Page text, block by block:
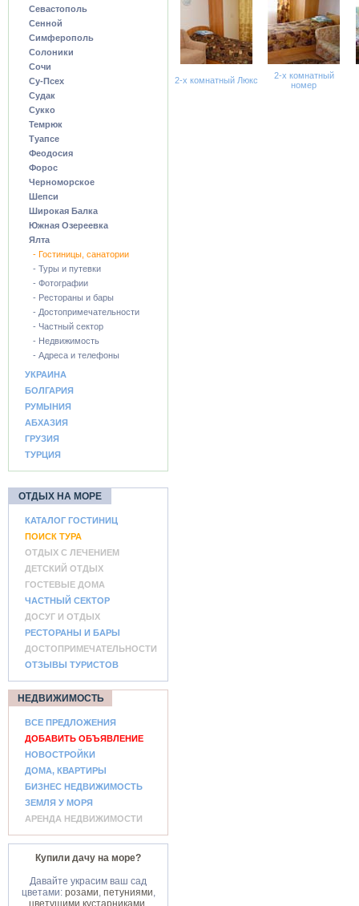
Севастополь
Сенной
Симферополь
Солоники
Сочи
Су-Псех
Судак
Сукко
Темрюк
Туапсе
Феодосия
Форос
Черноморское
Шепси
Широкая Балка
Южная Озереевка
Ялта
- Гостиницы, санатории
- Туры и путевки
- Фотографии
- Рестораны и бары
- Достопримечательности
- Частный сектор
- Недвижимость
- Адреса и телефоны
УКРАИНА
БОЛГАРИЯ
РУМЫНИЯ
АБХАЗИЯ
ГРУЗИЯ
ТУРЦИЯ
ОТДЫХ НА МОРЕ
КАТАЛОГ ГОСТИНИЦ
ПОИСК ТУРА
ОТДЫХ С ЛЕЧЕНИЕМ
ДЕТСКИЙ ОТДЫХ
ГОСТЕВЫЕ ДОМА
ЧАСТНЫЙ СЕКТОР
ДОСУГ И ОТДЫХ
РЕСТОРАНЫ И БАРЫ
ДОСТОПРИМЕЧАТЕЛЬНОСТИ
ОТЗЫВЫ ТУРИСТОВ
НЕДВИЖИМОСТЬ
ВСЕ ПРЕДЛОЖЕНИЯ
ДОБАВИТЬ ОБЪЯВЛЕНИЕ
НОВОСТРОЙКИ
ДОМА, КВАРТИРЫ
БИЗНЕС НЕДВИЖИМОСТЬ
ЗЕМЛЯ У МОРЯ
АРЕНДА НЕДВИЖИМОСТИ
Купили дачу на море?
Давайте украсим ваш сад
цветами: розами, петуниями,
цветущими кустарниками
2-х комнатный Люкс
2-х комнатный
номер